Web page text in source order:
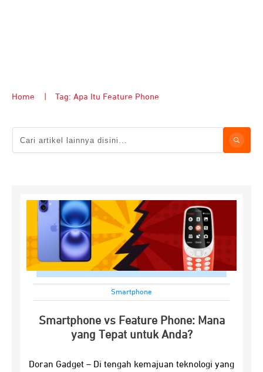
Home Tag: Apa Itu Feature Phone
Smartphone
Smartphone vs Feature Phone: Mana
yang Tepat untuk Anda?
Doran Gadget – Di tengah kemajuan teknologi yang